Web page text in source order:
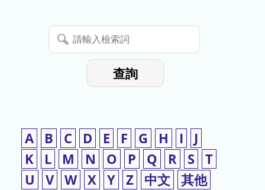
暫
停
請
輸
查詢
A B C D E F G H I
J
K
L M N O P Q R S T
U
V W X Y Z 中文 其他